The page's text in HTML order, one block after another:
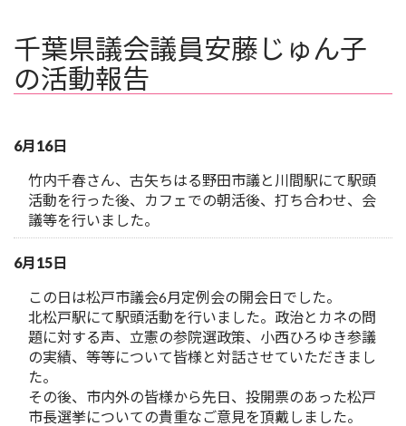
千葉県議会議員安藤じゅん子
の活動報告
6月16日
竹内千春さん、古矢ちはる野田市議と川間駅にて駅頭
活動を行った後、カフェでの朝活後、打ち合わせ、会
議等を行いました。
6月15日
この日は松戸市議会6月定例会の開会日でした。
北松戸駅にて駅頭活動を行いました。政治とカネの問
題に対する声、立憲の参院選政策、小西ひろゆき参議
の実績、等等について皆様と対話させていただきまし
た。
その後、市内外の皆様から先日、投開票のあった松戸
市長選挙についての貴重なご意見を頂戴しました。